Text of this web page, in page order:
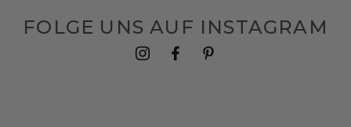
FOLGE UNS AUF INSTAGRAM